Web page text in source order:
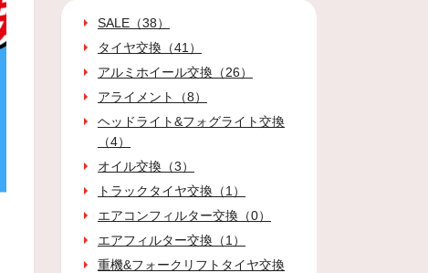
SALE（38）
タイヤ交換（41）
アルミホイール交換（26）
アライメント（8）
ヘッドライト&フォグライト交換
（4）
オイル交換（3）
トラックタイヤ交換（1）
エアコンフィルター交換（0）
エアフィルター交換（1）
重機&フォークリフトタイヤ交換